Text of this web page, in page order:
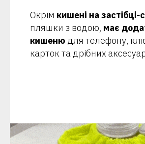
Окрім кишені на застібці-
пляшки з водою, має
кишеню для телефону,
карток та дрібних